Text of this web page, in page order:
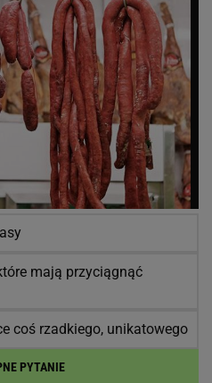
mają przyciągnąć
coś rzadkiego, unikatowego
PYTANIE